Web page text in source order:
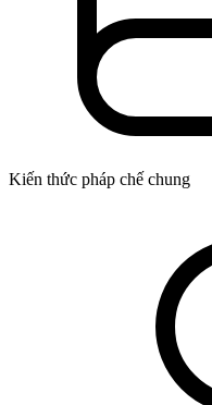
Kiến thức pháp chế chung